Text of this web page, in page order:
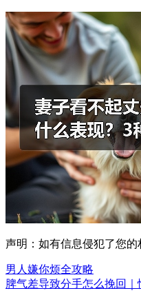
声明：如有信息侵犯了您的
男人嫌你烦全攻略
脾气差导致分手怎么挽回｜